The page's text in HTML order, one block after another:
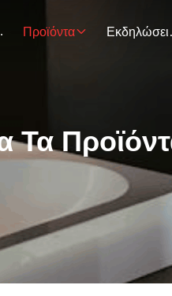
Προϊόντα
Τα